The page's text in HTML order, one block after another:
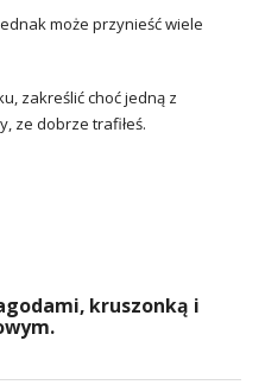
może przynieść wiele
zakreślić choć jedną z
ze dobrze trafiłeś.